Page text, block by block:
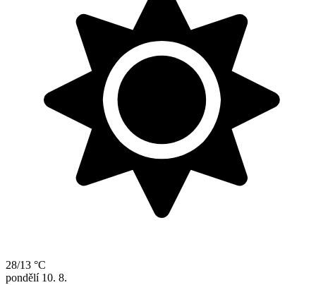
28/13 °C
pondělí 10. 8.